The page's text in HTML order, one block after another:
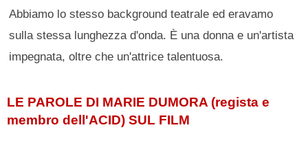
Abbiamo lo stesso background teatrale ed eravamo
sulla stessa lunghezza d'onda. È una donna e un'artista
impegnata, oltre che un'attrice talentuosa.
LE PAROLE DI MARIE DUMORA (regista e
membro dell'ACID) SUL FILM